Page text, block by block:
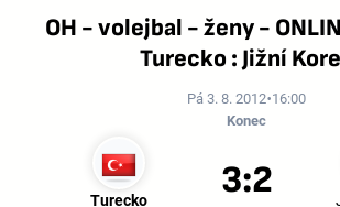
OH - volejbal - ženy -
Turecko : Jižní
Pá 3. 8. 2012 16:00
Konec
Turecko 3:2